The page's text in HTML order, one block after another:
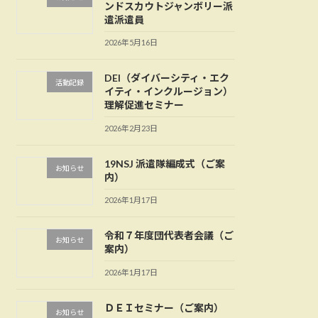
ンドスカウトジャンボリー派
遣派遣員
2026年5月16日
活動記録
DEI（ダイバーシティ・エク
イティ・インクルージョン）
理解促進セミナー
2026年2月23日
お知らせ
19NSJ 派遣隊編成式（ご案
内）
2026年1月17日
お知らせ
令和７年度団代表者会議（ご
案内）
2026年1月17日
お知らせ ＤＥＩセミナー（ご案内）